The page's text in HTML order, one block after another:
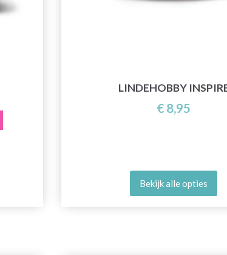
LINDEHOBBY
€ 8,95
Bekijk alle opties